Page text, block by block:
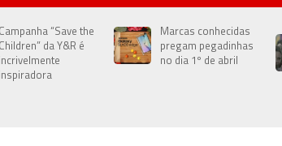
Campanha “Save the
Children” da Y&R é
incrivelmente
inspiradora
Marcas conhecidas
pregam pegadinhas
no dia 1º de abril